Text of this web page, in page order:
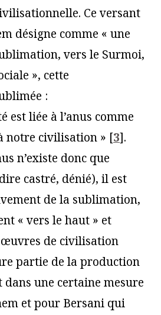
Ce versant
désigne comme « une
vers le Surmoi,
», cette
:
est liée à l’anus comme
notre civilisation » [3].
n’existe donc que
castré, dénié), il est
de la sublimation,
« vers le haut » et
œuvres de civilisation
partie de la production
dans une certaine mesure
et pour Bersani qui